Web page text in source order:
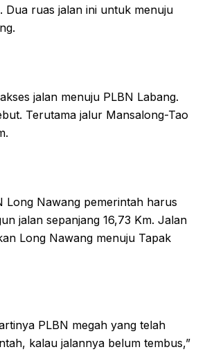
Dua ruas jalan ini untuk menuju
jalan menuju PLBN Labang.
Terutama jalur Mansalong-Tao
Long Nawang pemerintah harus
jalan sepanjang 16,73 Km. Jalan
Long Nawang menuju Tapak
PLBN megah yang telah
kalau jalannya belum tembus,”